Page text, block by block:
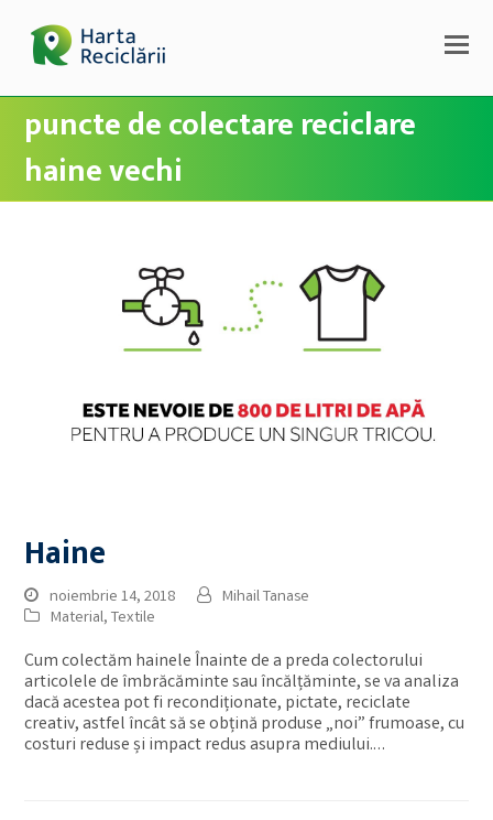
puncte de colectare reciclare
haine vechi
Haine
noiembrie 14, 2018
Mihail Tanase
Material,Textile
Cum colectăm hainele Înainte de a preda colectorului
articolele de îmbrăcăminte sau încălțăminte, se va analiza
dacă acestea pot fi recondiționate, pictate, reciclate
creativ, astfel încât să se obțină produse „noi” frumoase, cu
costuri reduse și impact redus asupra mediului.…